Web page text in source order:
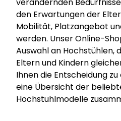
den Erwartungen der
Mobilität, Platzangebot
werden. Unser Online-
Auswahl an Hochstühlen,
Eltern und Kindern
Ihnen die Entscheidung
eine Übersicht der
Hochstuhlmodelle